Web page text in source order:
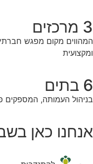
3 מרכזים
המהווים מקום מפגש
ומקצועית
6 בתים
בניהול העמותה, המספקים
אנחנו כאן